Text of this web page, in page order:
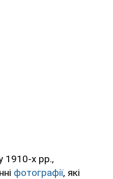
1910-х рр.,
фотографії, які